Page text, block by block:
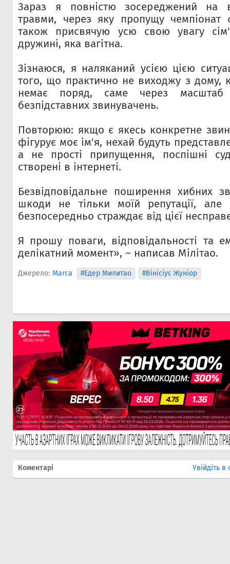
Зараз я повністю зосереджений на
травми, через яку пропущу чемпіонат
також присвячую усю свою увагу
дружині, яка вагітна.
Зізнаюся, я наляканий усією цією
того, що практично не виходжу з дому,
немає поряд, саме через
безпідставних звинувачень.
Повторюю: якщо є якесь конкретне
фігурує моє ім'я, нехай будуть
а не прості припущення, поспішні
створені в інтернеті.
Безвідповідальне поширення хибних
шкоди не тільки моїй репутації,
безпосередньо страждає від цієї
Я прошу поваги, відповідальності та
делікатний момент», – написав Мілітао.
Джерело: Marca #Едер Милитао #Вінісіус Жуніор
Коментарі Увійдіть в